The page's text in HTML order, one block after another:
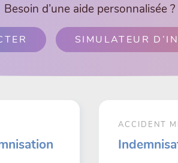
Besoin d’une aide personnalisée ?
SIMULATEUR
ACCIDENT